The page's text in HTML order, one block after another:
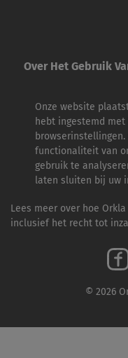
Over Het Gebruik
Onze website
hebt ingestemd
functionaliteit van
gebruik te
laten sluiten bij uw
Lees meer over hoe
inclusief het recht tot
© 2026